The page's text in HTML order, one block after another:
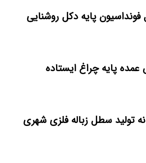
فونداسیون پایه دکل روشنایی
پایه چراغ ایستاده
تولید سطل زباله فلزی شهری